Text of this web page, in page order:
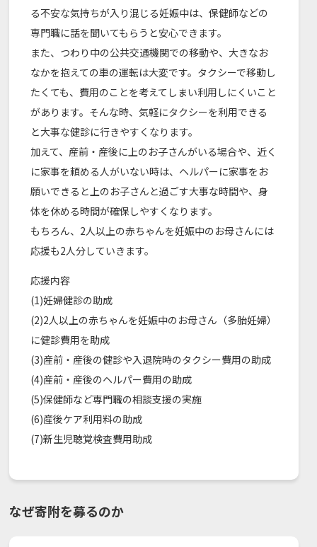
る不安な気持ちが入り混じる妊娠中は、保健師などの
専門職に話を聞いてもらうと安心できます。
また、つわり中の公共交通機関での移動や、大きなお
なかを抱えての車の運転は大変です。タクシーで移動し
たくても、費用のことを考えてしまい利用しにくいこと
があります。そんな時、気軽にタクシーを利用できる
と大事な健診に行きやすくなります。
加えて、産前・産後に上のお子さんがいる場合や、近く
に家事を頼める人がいない時は、ヘルパーに家事をお
願いできると上のお子さんと過ごす大事な時間や、身
体を休める時間が確保しやすくなります。
もちろん、2人以上の赤ちゃんを妊娠中のお母さんには
応援も2人分していきます。
応援内容
(1)妊婦健診の助成
(2)2人以上の赤ちゃんを妊娠中のお母さん（多胎妊婦）
に健診費用を助成
(3)産前・産後の健診や入退院時のタクシー費用の助成
(4)産前・産後のヘルパー費用の助成
(5)保健師など専門職の相談支援の実施
(6)産後ケア利用料の助成
(7)新生児聴覚検査費用助成​
なぜ寄附を募るのか